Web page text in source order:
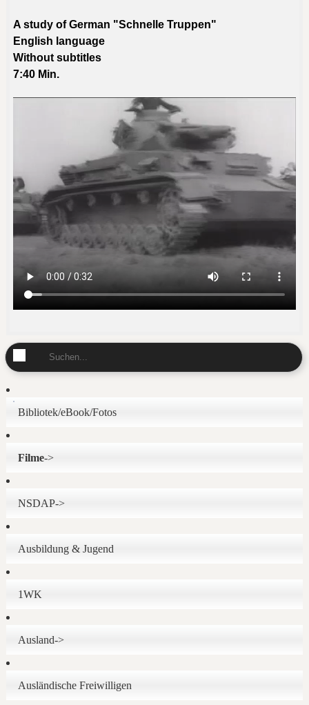
A studyof German "Schnelle Truppen"
English language
Without subtitles
7:40 Min.
Bibliotek/eBook/Fotos
Filme->
NSDAP->
Ausbildung & Jugend
1WK
Ausland->
Ausländische Freiwilligen